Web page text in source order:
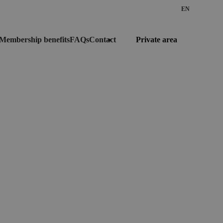
EN
benefitsFAQsContact Private area